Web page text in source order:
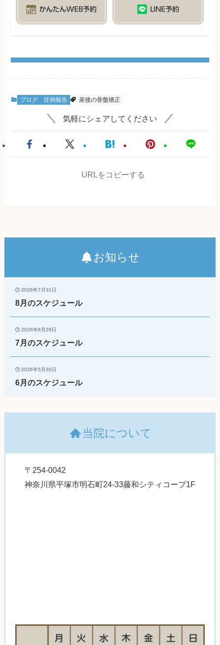
ブログ 症例報告 産後の骨盤矯正
気軽にシェアしてください
URLをコピーする
お知らせ
2026年7月31日
8月のスケジュール
2026年6月29日
7月のスケジュール
2026年5月30日
6月のスケジュール
当院について
〒254-0042
神奈川県平塚市明石町24-33藤和シティコープ1F